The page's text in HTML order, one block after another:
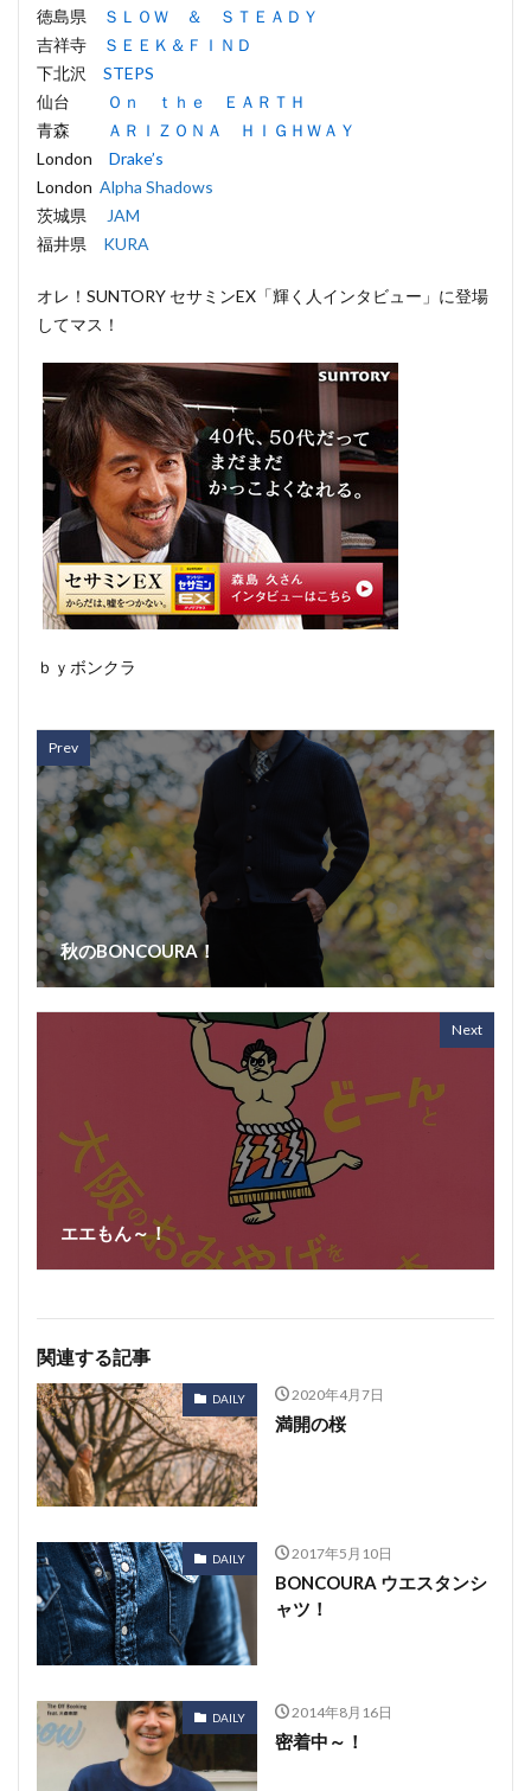
徳島県
ＳＬＯＷ ＆ ＳＴＥＡＤＹ
吉祥寺
ＳＥＥＫ＆ＦＩＮＤ
下北沢 STEPS
仙台
Ｏｎ ｔｈｅ ＥＡＲＴＨ
青森
ＡＲＩＺＯＮＡ ＨＩＧＨＷＡＹ
London Drake’s
London Alpha Shadows
茨城県
JAM
福井県 KURA
オレ！SUNTORY セサミンEX「輝く人インタビュー」に登場
してマス！
ｂｙボンクラ
Prev
秋のBONCOURA！
Next
エエもん～！
関連する記事
DAILY 2020年4月7日
満開の桜
DAILY 2017年5月10日
BONCOURA ウエスタンシ
ャツ！
DAILY 2014年8月16日
密着中～！